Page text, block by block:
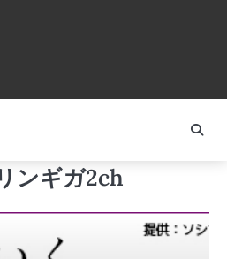
ンギガ2ch